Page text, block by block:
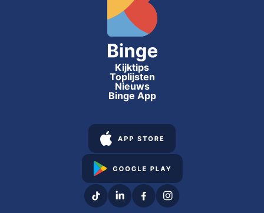
Kijktips
Toplijsten
Nieuws
Binge App